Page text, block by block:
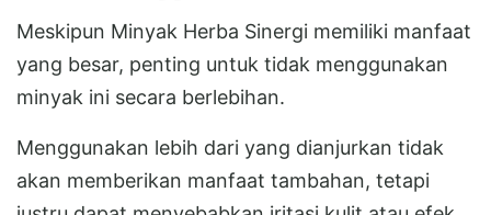
Meskipun Minyak Herba Sinergi memiliki manfaat
yang besar, penting untuk tidak menggunakan
minyak ini secara berlebihan.
Menggunakan lebih dari yang dianjurkan tidak
akan memberikan manfaat tambahan, tetapi